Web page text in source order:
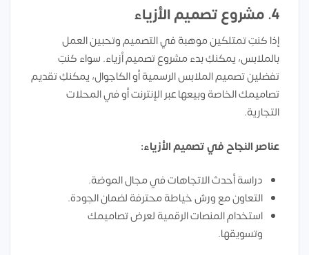
4. مشروع تصميم الأزياء
إذا كنتِ تمتلكين موهبة في التصميم وتحبين العمل
بالملابس، يمكنكِ بدء مشروع تصميم أزياء. سواء كنتِ
تفضلين تصميم الملابس الرسمية أو الكاجوال، يمكنكِ تقديم
تصاميمك الخاصة وبيعها عبر الإنترنت أو في المحلات
التجارية.
عناصر النجاح في تصميم الأزياء:
دراسة أحدث الاتجاهات في مجال الموضة.
التعاون مع ورش خياطة محترفة لضمان الجودة.
استخدام المنصات الرقمية لعرض تصاميمك
وتسويقها.